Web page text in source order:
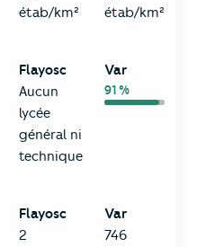
étab/km²
étab/km²
Flayosc
Aucun
lycée
général ni
technique
Var
91 %
Flayosc
2
Var
746